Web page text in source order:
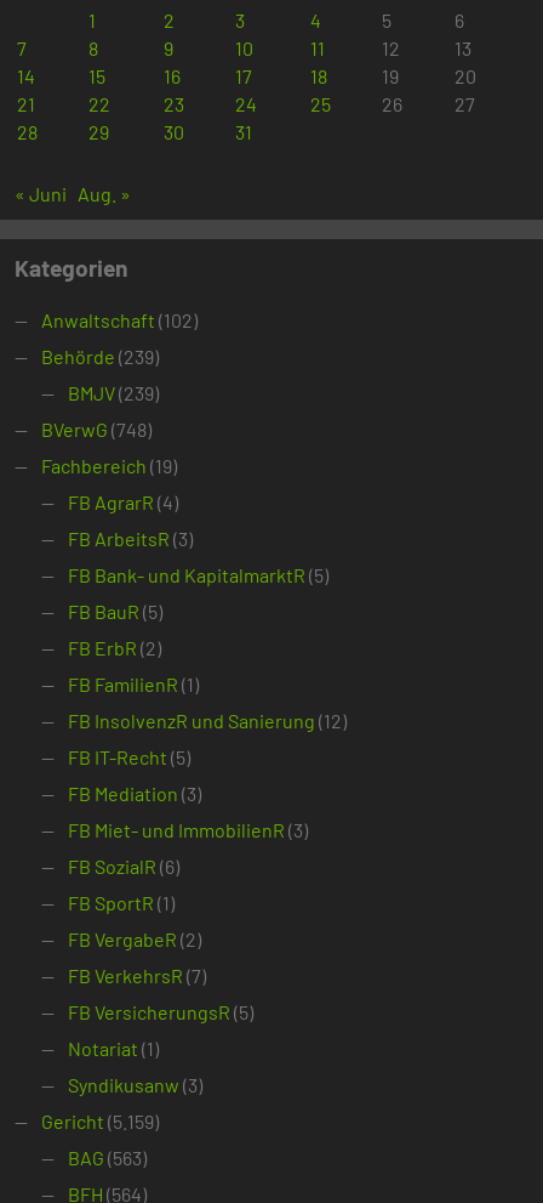
1
2 3 4 5
6
7
8 9 10 11 12
13
14
15 16 17 18 19
20
21
22 23 24 25 26
27
28
29 30 31
« Juni Aug. »
Kategorien
Anwaltschaft (102)
Behörde (239)
BMJV(239)
BVerwG (748)
Fachbereich (19)
FB AgrarR (4)
FB ArbeitsR (3)
FB Bank- und KapitalmarktR (5)
FB BauR (5)
FB ErbR (2)
FB FamilienR (1)
FB InsolvenzR und Sanierung (12)
FB IT-Recht (5)
FB Mediation (3)
FB Miet- und ImmobilienR (3)
FB SozialR (6)
FB SportR (1)
FB VergabeR (2)
FB VerkehrsR (7)
FB VersicherungsR (5)
Notariat (1)
Syndikusanw (3)
Gericht (5.159)
BAG (563)
BFH (564)